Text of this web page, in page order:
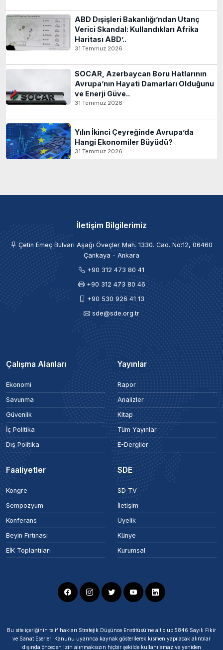
ABD Dışişleri Bakanlığı’ndan Utanç
Verici Skandal: Kullandıkları Afrika
Haritası ABD’..
31 Temmuz 2026
SOCAR, Azerbaycan Boru Hatlarının
Avrupa’nın Hayati Damarları Olduğunu
ve Enerji Güve..
31 Temmuz 2026
Yılın İkinci Çeyreğinde Avrupa’da
Hangi Ekonomiler Büyüdü?
31 Temmuz 2026
İletişim Bilgilerimiz
Çetin Emeç Bulvarı Aşağı Öveçler Mah. 1330. Cad. No:12, 06460
Çankaya - Ankara
+90 312 473 80 41
+90 312 473 80 46
+90 530 926 41 13
sde@sde.org.tr
Çalışma Alanları
Ekonomi
Savunma
Güvenlik
İç Politika
Dış Politika
Yayınlar
Rapor
Analizler
Kitap
Tüm Yayınlar
E-Dergiler
Faaliyetler
Kongre
Sempozyum
Konferans
Beyin Fırtınası
EİK Toplantıları
SDE
SD TV
İletişim
Üyelik
Künye
Kurumsal
Bu site içeriğinin telif hakları Stratejik Düşünce Enstitüsü’ne ait olup 5846 Sayılı Fikir
ve Sanat Eserleri Kanunu uyarınca kaynak gösterilerek kısmen yapılacak alıntılar
dışında önceden izin alınmaksızın hiçbir şekilde kullanılamaz ve yeniden